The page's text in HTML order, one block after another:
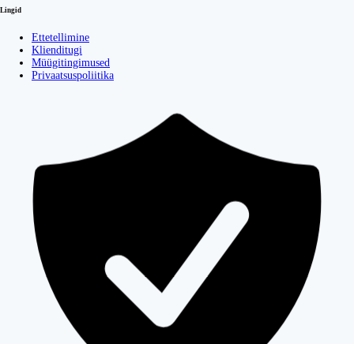
Lingid
Ettetellimine
Klienditugi
Müügitingimused
Privaatsuspoliitika